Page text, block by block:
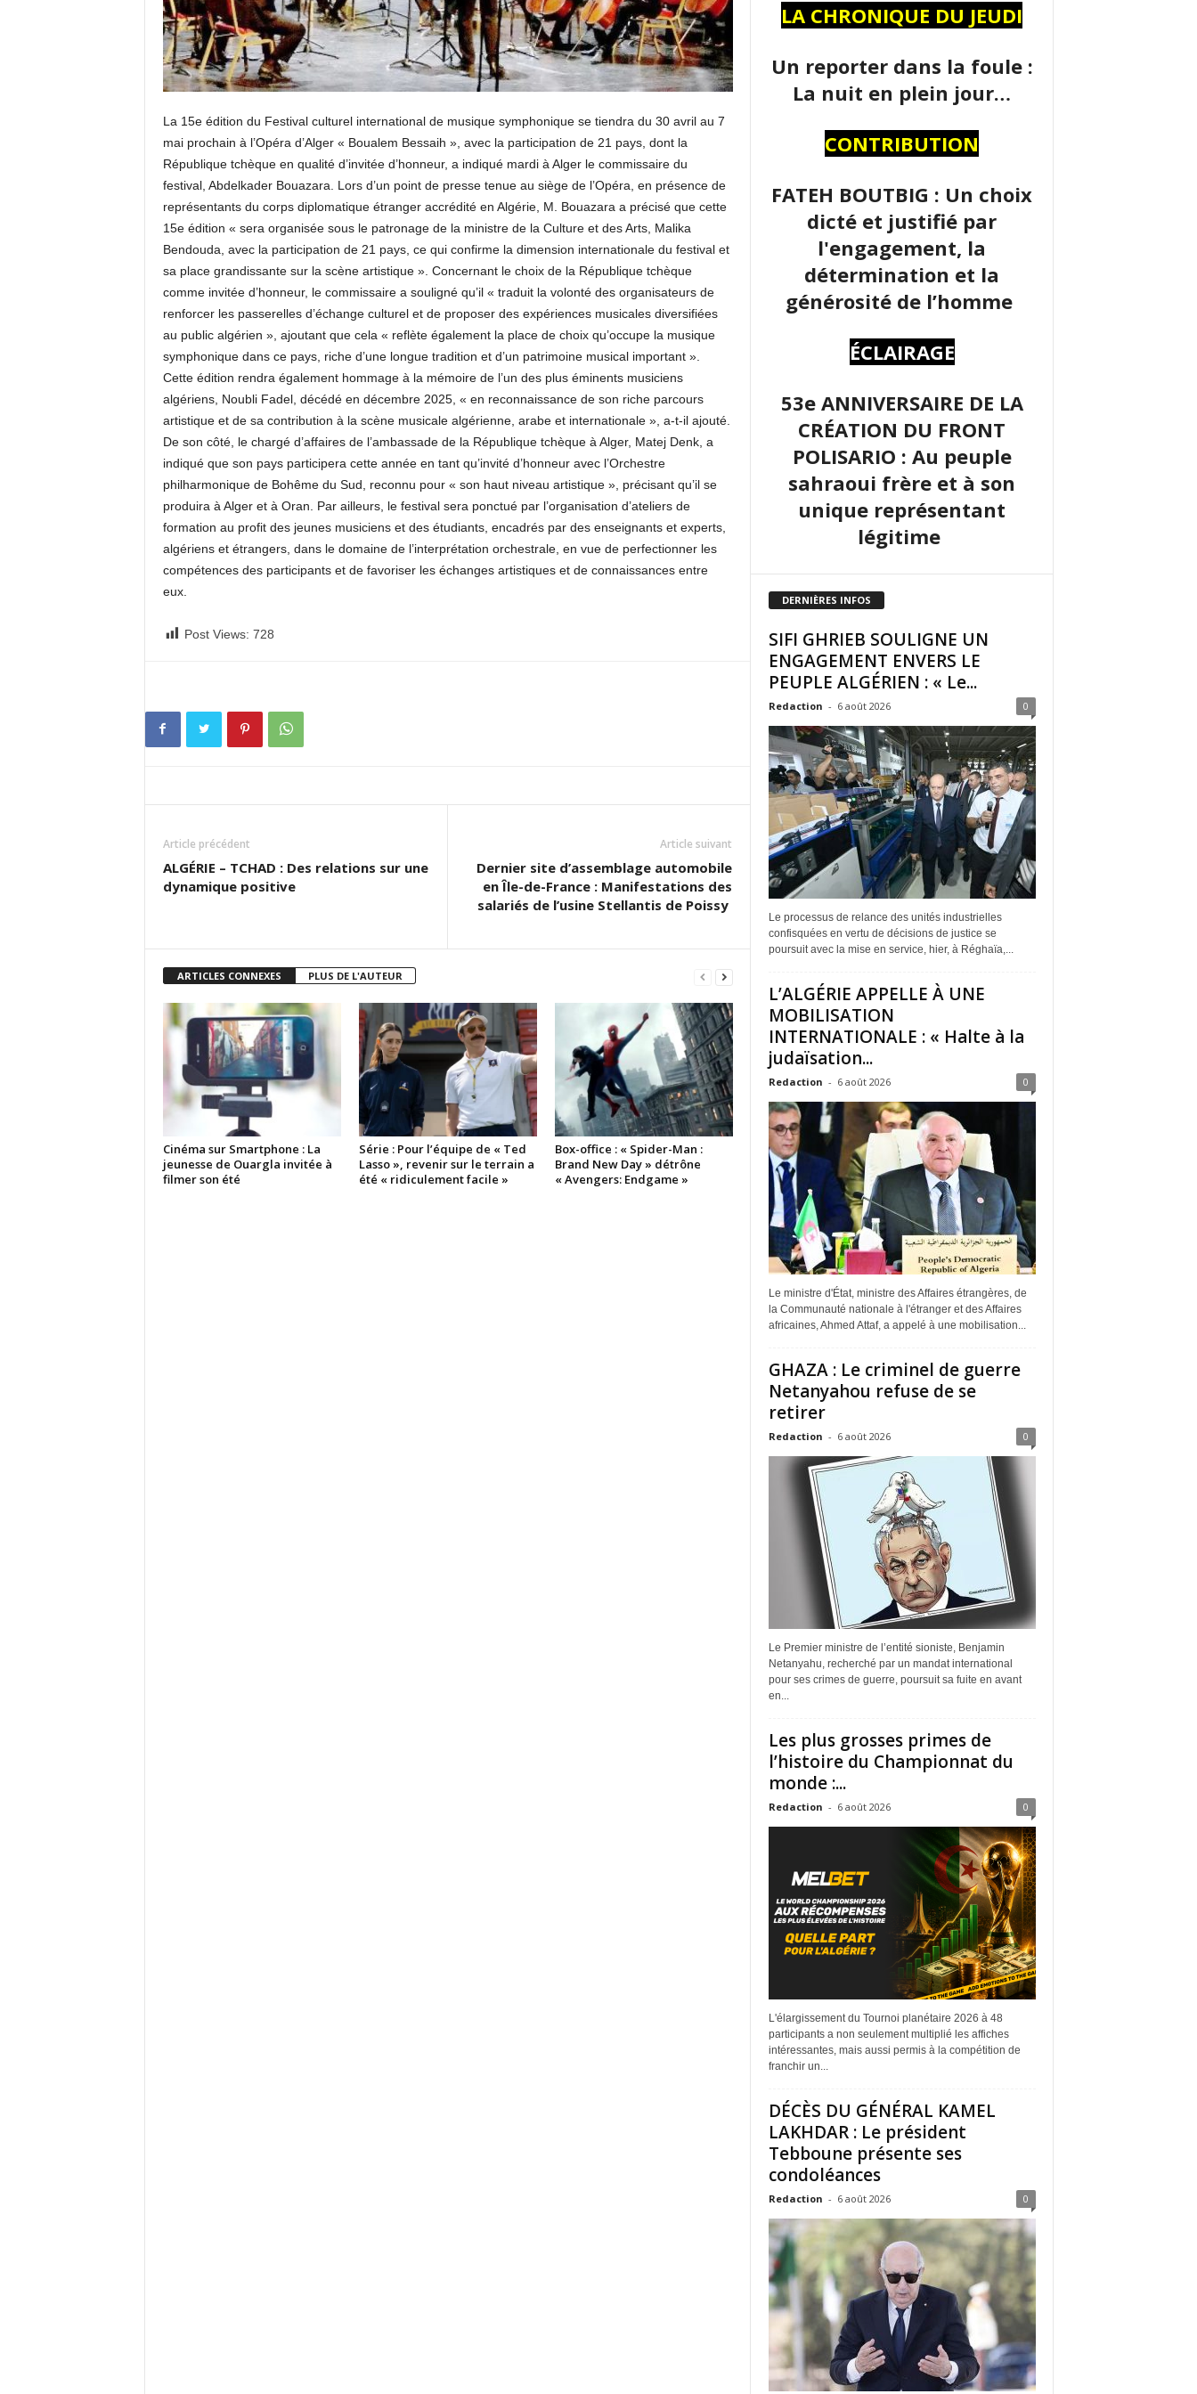
La 15e édition du Festival culturel international de musique symphonique se tiendra du 30 avril au 7
mai prochain à l’Opéra d’Alger « Boualem Bessaih », avec la participation de 21 pays, dont la
République tchèque en qualité d’invitée d’honneur, a indiqué mardi à Alger le commissaire du
festival, Abdelkader Bouazara. Lors d’un point de presse tenue au siège de l’Opéra, en présence de
représentants du corps diplomatique étranger accrédité en Algérie, M. Bouazara a précisé que cette
15e édition « sera organisée sous le patronage de la ministre de la Culture et des Arts, Malika
Bendouda, avec la participation de 21 pays, ce qui confirme la dimension internationale du festival et
sa place grandissante sur la scène artistique ». Concernant le choix de la République tchèque
comme invitée d’honneur, le commissaire a souligné qu’il « traduit la volonté des organisateurs de
renforcer les passerelles d’échange culturel et de proposer des expériences musicales diversifiées
au public algérien », ajoutant que cela « reflète également la place de choix qu’occupe la musique
symphonique dans ce pays, riche d’une longue tradition et d’un patrimoine musical important ».
Cette édition rendra également hommage à la mémoire de l’un des plus éminents musiciens
algériens, Noubli Fadel, décédé en décembre 2025, « en reconnaissance de son riche parcours
artistique et de sa contribution à la scène musicale algérienne, arabe et internationale », a-t-il ajouté.
De son côté, le chargé d’affaires de l’ambassade de la République tchèque à Alger, Matej Denk, a
indiqué que son pays participera cette année en tant qu’invité d’honneur avec l’Orchestre
philharmonique de Bohême du Sud, reconnu pour « son haut niveau artistique », précisant qu’il se
produira à Alger et à Oran. Par ailleurs, le festival sera ponctué par l’organisation d’ateliers de
formation au profit des jeunes musiciens et des étudiants, encadrés par des enseignants et experts,
algériens et étrangers, dans le domaine de l’interprétation orchestrale, en vue de perfectionner les
compétences des participants et de favoriser les échanges artistiques et de connaissances entre
eux.
Post Views: 728
Article précédent
ALGÉRIE – TCHAD : Des relations sur une
dynamique positive
Article suivant
Dernier site d’assemblage automobile
en Île-de-France : Manifestations des
salariés de l’usine Stellantis de Poissy
ARTICLES CONNEXES PLUS DE L'AUTEUR
Cinéma sur Smartphone : La
jeunesse de Ouargla invitée à
filmer son été
Série : Pour l’équipe de « Ted
Lasso », revenir sur le terrain a
été « ridiculement facile »
Box-office : « Spider-Man :
Brand New Day » détrône
« Avengers: Endgame »
LA CHRONIQUE DU JEUDI
Un reporter dans la foule :
La nuit en plein jour…
CONTRIBUTION
FATEH BOUTBIG : Un choix
dicté et justifié par
l'engagement, la
détermination et la
générosité de l’homme
ÉCLAIRAGE
53e ANNIVERSAIRE DE LA
CRÉATION DU FRONT
POLISARIO : Au peuple
sahraoui frère et à son
unique représentant
légitime
DERNIÈRES INFOS
SIFI GHRIEB SOULIGNE UN
ENGAGEMENT ENVERS LE
PEUPLE ALGÉRIEN : « Le...
Redaction - 6 août 2026 0
Le processus de relance des unités industrielles
confisquées en vertu de décisions de justice se
poursuit avec la mise en service, hier, à Réghaïa,...
L’ALGÉRIE APPELLE À UNE
MOBILISATION
INTERNATIONALE : « Halte à la
judaïsation...
Redaction - 6 août 2026 0
Le ministre d'État, ministre des Affaires étrangères, de
la Communauté nationale à l'étranger et des Affaires
africaines, Ahmed Attaf, a appelé à une mobilisation...
GHAZA : Le criminel de guerre
Netanyahou refuse de se
retirer
Redaction - 6 août 2026 0
Le Premier ministre de l’entité sioniste, Benjamin
Netanyahu, recherché par un mandat international
pour ses crimes de guerre, poursuit sa fuite en avant
en...
Les plus grosses primes de
l’histoire du Championnat du
monde :...
Redaction - 6 août 2026 0
L'élargissement du Tournoi planétaire 2026 à 48
participants a non seulement multiplié les affiches
intéressantes, mais aussi permis à la compétition de
franchir un...
DÉCÈS DU GÉNÉRAL KAMEL
LAKHDAR : Le président
Tebboune présente ses
condoléances
Redaction - 6 août 2026 0